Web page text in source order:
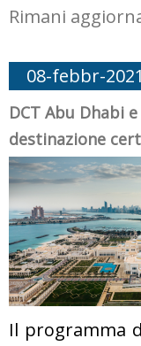
Rimani
08-febbr-2021
DCT Abu Dhabi
destinazione
Il programma